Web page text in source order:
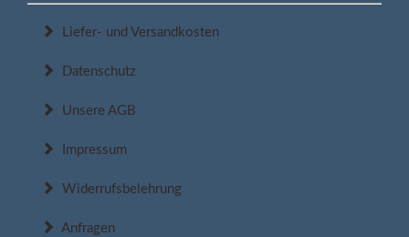
Liefer- und Versandkosten
Datenschutz
Unsere AGB
Impressum
Widerrufsbelehrung
Anfragen